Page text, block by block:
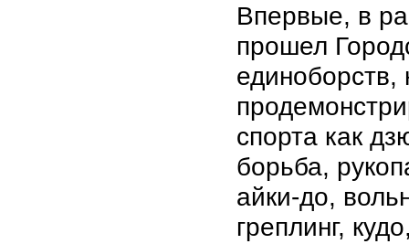
Впервые, в
прошел
единоборств,
спорта как
борьба,
айки-до,
греплинг,